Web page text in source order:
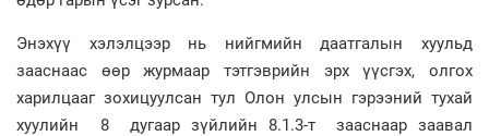
Энэхүү хэлэлцээр нь нийгмийн даатгалын хуульд
зааснаас өөр журмаар тэтгэврийн эрх үүсгэх, олгох
харилцааг зохицуулсан тул Олон улсын гэрээний тухай
хуулийн 8 дугаар зүйлийн 8.1.3-т зааснаар заавал